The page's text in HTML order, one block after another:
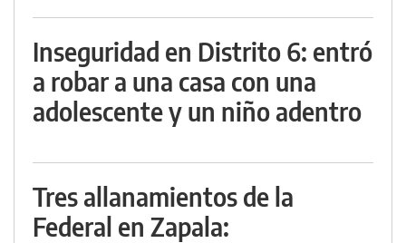
Inseguridad en Distrito 6: entró
a robar a una casa con una
adolescente y un niño adentro
Tres allanamientos de la
Federal en Zapala: